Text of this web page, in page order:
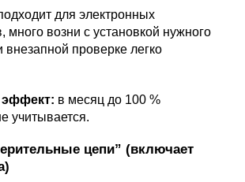
для электронных
много возни с установкой нужного
внезапной проверке легко
эффект: в месяц до 100 %
учитывается.
цепи” (включает